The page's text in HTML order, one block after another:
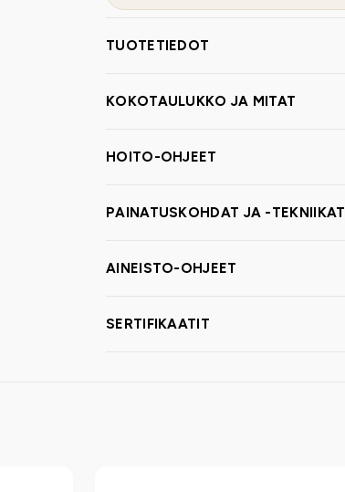
TUOTETIEDOT
KOKOTAULUKKO JA MITAT
HOITO-OHJEET
PAINATUSKOHDAT JA -TEKNIIKAT
AINEISTO-OHJEET
SERTIFIKAATIT